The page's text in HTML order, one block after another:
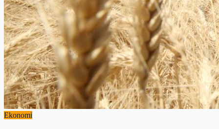
Ekonomi